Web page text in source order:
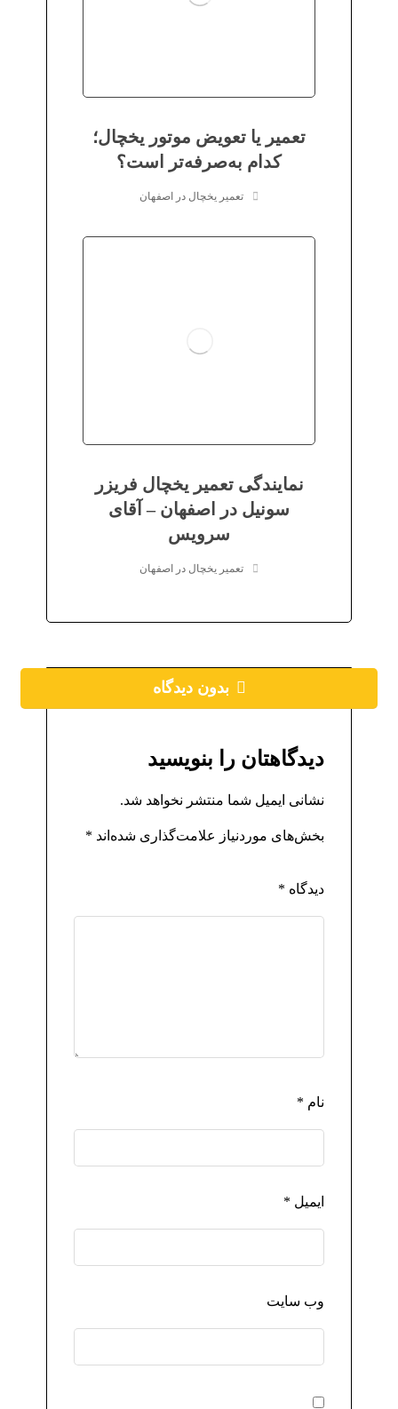
تعمیر یا تعویض موتور یخچال؛
کدام به‌صرفه‌تر است؟
تعمیر یخچال در اصفهان
نمایندگی تعمیر یخچال فریزر
سونیل در اصفهان – آقای
سرویس
تعمیر یخچال در اصفهان
بدون دیدگاه
دیدگاهتان را بنویسید
نشانی ایمیل شما منتشر نخواهد شد.
بخش‌های موردنیاز علامت‌گذاری شده‌اند *
دیدگاه *
نام *
ایمیل *
وب‌ سایت